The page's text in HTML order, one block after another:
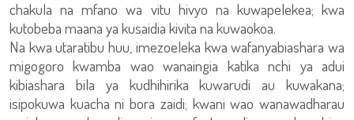
chakula na mfano wa vitu hivyo na kuwapelekea; kwa
kutobeba maana ya kusaidia kivita na kuwaokoa.
Na kwa utaratibu huu, imezoeleka kwa wafanyabiashara wa
migogoro kwamba wao wanaingia katika nchi ya adui
kibiashara bila ya kudhihirika kuwarudi au kuwakana;
isipokuwa kuacha ni bora zaidi; kwani wao wanawadharau